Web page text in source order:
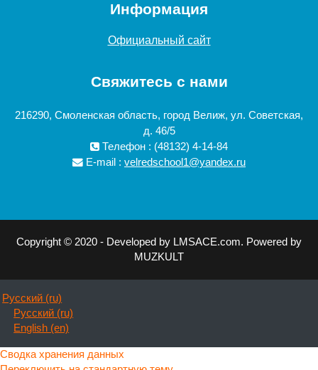
Информация
Официальный сайт
Свяжитесь с нами
216290, Смоленская область, город Велиж, ул. Советская,
д. 46/5
Телефон : (48132) 4-14-84
E-mail : velredschool1@yandex.ru
Copyright © 2020 - Developed by LMSACE.com. Powered by
MUZKULT
Русский ‎(ru)‎
Русский ‎(ru)‎
English ‎(en)‎
Сводка хранения данных